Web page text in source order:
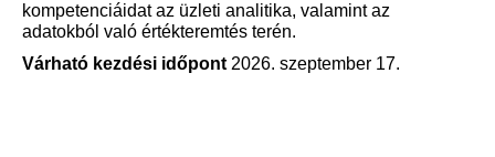
kompetenciáidat az üzleti analitika, valamint az
adatokból való értékteremtés terén.
Várható kezdési időpont 2026. szeptember 17.